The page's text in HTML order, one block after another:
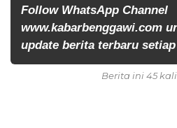
Follow WhatsApp Channel
www.kabarbenggawi.com
update berita terbaru
Berita ini 45